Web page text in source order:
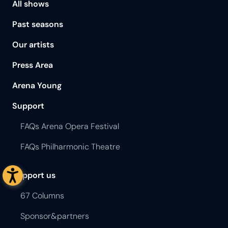
All shows
Past seasons
Our artists
Press Area
Arena Young
Support
FAQs Arena Opera Festival
FAQs Philharmonic Theatre
Support us
67 Columns
Sponsor&partners